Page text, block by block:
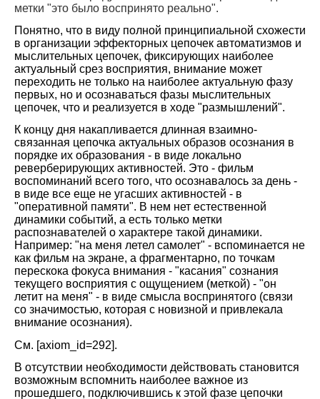
метки "это было воспринято реально".
Понятно, что в виду полной принципиальной схожести
в организации эффекторных цепочек автоматизмов и
мыслительных цепочек, фиксирующих наиболее
актуальный срез восприятия, внимание может
переходить не только на наиболее актуальную фазу
первых, но и осознаваться фазы мыслительных
цепочек, что и реализуется в ходе "размышлений".
К концу дня накапливается длинная взаимно-
связанная цепочка актуальных образов осознания в
порядке их образования - в виде локально
реверберирующих активностей. Это - фильм
воспоминаний всего того, что осознавалось за день -
в виде все еще не угасших активностей - в
"оперативной памяти". В нем нет естественной
динамики событий, а есть только метки
распознавателей о характере такой динамики.
Например: "на меня летел самолет" - вспоминается не
как фильм на экране, а фрагментарно, по точкам
перескока фокуса внимания - "касания" сознания
текущего восприятия с ощущением (меткой) - "он
летит на меня" - в виде смысла воспринятого (связи
со значимостью, которая с новизной и привлекала
внимание осознания).
См. [axiom_id=292].
В отсутствии необходимости действовать становится
возможным вспомнить наиболее важное из
прошедшего, подключившись к этой фазе цепочки